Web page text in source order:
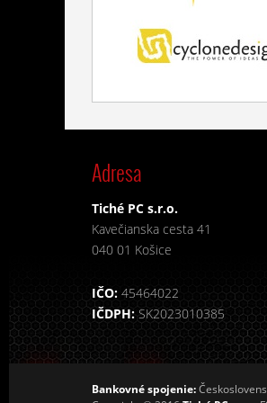
Adresa
Tiché PC s.r.o.
Kavečianska cesta 41
040 01 Košice
IČO: 45464022
IČDPH: SK2023010385
Bankovné spojenie: